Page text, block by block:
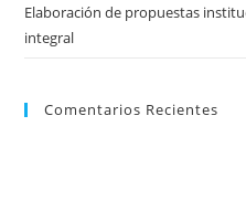
Elaboración de propuestas
integral
Comentarios Recientes